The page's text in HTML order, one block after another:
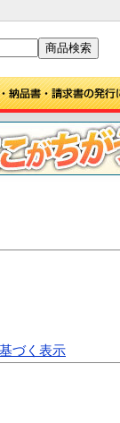
づく表示